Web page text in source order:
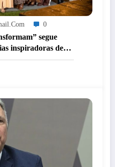
0
segue
inspiradoras de